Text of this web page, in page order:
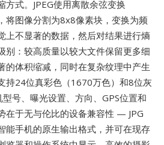
方式。JPEG使用离散余弦变换
将图像分割为8x8像素块，变换为频
上不显著的数据，然后对结果进行熵
别：较高质量以较大文件保留更多细
的体积缩减，同时在复杂纹理中产生
持24位真彩色（1670万色）和8位灰
号、曝光设置、方向、GPS位置和
在于无与伦比的设备兼容性 — JPG
能手机的原生输出格式，并可在现存